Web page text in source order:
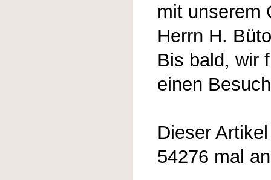
mit unserem
Herrn H.
Bis bald, wir
einen
Dieser
54276 mal